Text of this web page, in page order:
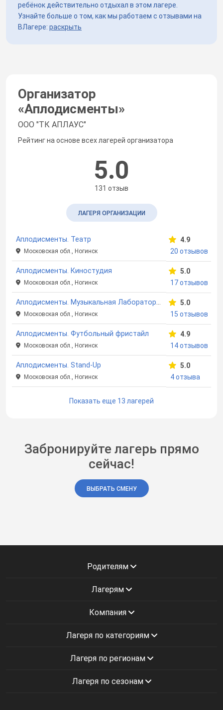
ребёнок действительно отдыхал в этом лагере.
Узнайте больше о том, как мы работаем с отзывами на
ВЛагере: раскрыть
Организатор
«Аплодисменты»
ООО "ТК АПЛАУС"
Рейтинг на основе всех лагерей организатора
5.0
131 отзыв
ЛАГЕРЯ ОРГАНИЗАЦИИ
Аплодисменты. Театр
Московская обл., Ногинск
4.9
20 отзывов
Аплодисменты. Киностудия
Московская обл., Ногинск
5.0
17 отзывов
Аплодисменты. Музыкальная Лаборатория
Московская обл., Ногинск
5.0
15 отзывов
Аплодисменты. Футбольный фристайл
Московская обл., Ногинск
4.9
14 отзывов
Аплодисменты. Stand-Up
Московская обл., Ногинск
5.0
4 отзыва
Показать еще 13 лагерей
Забронируйте лагерь прямо
сейчас!
ВЫБРАТЬ СМЕНУ
Родителям
Лагерям
Компания
Лагеря по категориям
Лагеря по регионам
Лагеря по сезонам